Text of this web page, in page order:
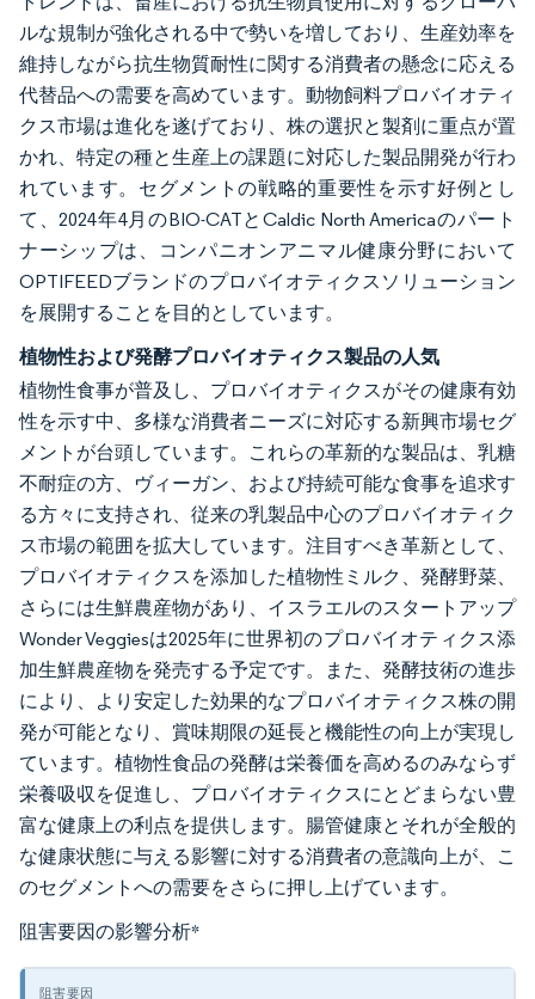
ルな規制が強化される中で勢いを増しており、生産効率を
維持しながら抗生物質耐性に関する消費者の懸念に応える
代替品への需要を高めています。動物飼料プロバイオティ
クス市場は進化を遂げており、株の選択と製剤に重点が置
かれ、特定の種と生産上の課題に対応した製品開発が行わ
れています。セグメントの戦略的重要性を示す好例とし
て、2024年4月のBIO-CATとCaldic North Americaのパート
ナーシップは、コンパニオンアニマル健康分野において
OPTIFEEDブランドのプロバイオティクスソリューション
を展開することを目的としています。
植物性および発酵プロバイオティクス製品の人気
植物性食事が普及し、プロバイオティクスがその健康有効
性を示す中、多様な消費者ニーズに対応する新興市場セグ
メントが台頭しています。これらの革新的な製品は、乳糖
不耐症の方、ヴィーガン、および持続可能な食事を追求す
る方々に支持され、従来の乳製品中心のプロバイオティク
ス市場の範囲を拡大しています。注目すべき革新として、
プロバイオティクスを添加した植物性ミルク、発酵野菜、
さらには生鮮農産物があり、イスラエルのスタートアップ
Wonder Veggiesは2025年に世界初のプロバイオティクス添
加生鮮農産物を発売する予定です。また、発酵技術の進歩
により、より安定した効果的なプロバイオティクス株の開
発が可能となり、賞味期限の延長と機能性の向上が実現し
ています。植物性食品の発酵は栄養価を高めるのみならず
栄養吸収を促進し、プロバイオティクスにとどまらない豊
富な健康上の利点を提供します。腸管健康とそれが全般的
な健康状態に与える影響に対する消費者の意識向上が、こ
のセグメントへの需要をさらに押し上げています。
阻害要因の影響分析*